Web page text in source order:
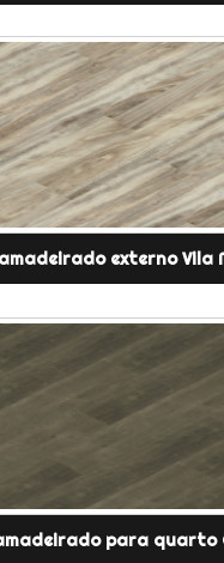
externo Vila
para quarto